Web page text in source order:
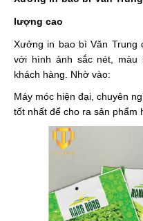
lượng cao
Xưởng in bao bì Văn Trung
với hình ảnh sắc nét, màu
khách hàng. Nhờ vào:
Máy móc hiện đại, chuyên
tốt nhất để cho ra sản phẩm